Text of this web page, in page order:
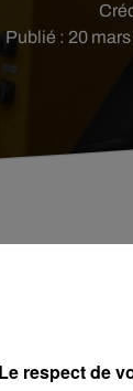
Publié : 20
-
ce
d’Orléans et
Le respect de